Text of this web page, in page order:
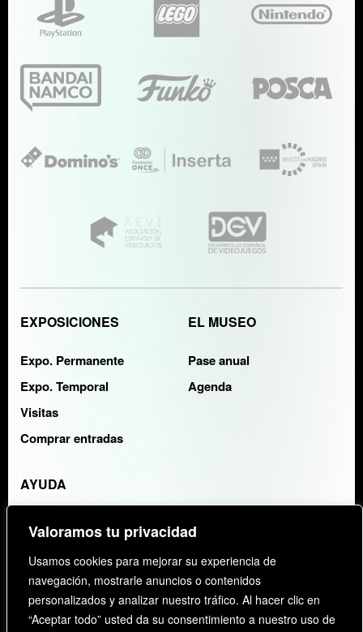
Valoramos tu privacidad
Usamos cookies para mejorar su experiencia de
navegación, mostrarle anuncios o contenidos
personalizados y analizar nuestro tráfico. Al hacer clic en
“Aceptar todo” usted da su consentimiento a nuestro uso de
EXPOSICIONES
Expo. Permanente
Expo. Temporal
Visitas
Comprar entradas
EL MUSEO
Pase anual
Agenda
AYUDA
Contacto
ENTIDAD COLABORADORA: